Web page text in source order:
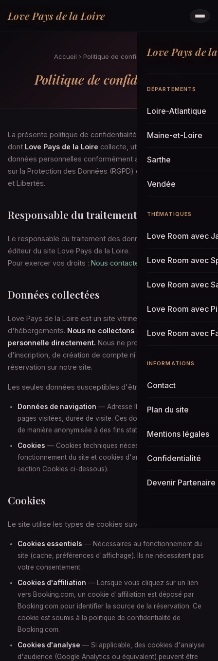
Love Pays de la Loire
Love Pays de
DÉPARTEMENTS
Loire-Atlantique
Maine-et-Loire
Sarthe
Vendée
THÉMATIQUES
Love Room avec
Love Room avec
Love Room avec
Love Room avec
Love Room avec
INFORMATIONS
Contact
Plan du site
Mentions légales
Confidentialité
Devenir Partenaire
Accueil › Politique de confidentialité
Politique de confidentialité
La présente politique de confidentialité décrit la manière
dont Love Pays de la Loire collecte, utilise et protège vos
données personnelles conformément au Règlement Général
sur la Protection des Données (RGPD) et à la loi Informatique
et Libertés.
Responsable du traitement
Le responsable du traitement des données est YesWeRank,
éditeur du site Love Pays de la Loire.
Pour exercer vos droits : Nous contacter
Données collectées
Love Pays de la Loire est un site vitrine de comparaison
d'hébergements. Nous ne collectons aucune donnée
personnelle directement. Nous ne proposons pas
d'inscription, de création de compte ni de formulaire de
réservation sur notre site.
Les seules données susceptibles d'être collectées sont :
Données de navigation — Adresse IP, type de navigateur,
pages visitées, durée de visite. Ces données sont collectées
de manière anonymisée à des fins statistiques.
Cookies — Cookies techniques nécessaires au
fonctionnement du site et cookies d'analyse d'audience (voir
section Cookies ci-dessous).
Cookies
Le site utilise les types de cookies suivants :
Cookies essentiels — Nécessaires au fonctionnement du
site (cache, préférences d'affichage). Ils ne nécessitent pas
votre consentement.
Cookies d'affiliation — Lorsque vous cliquez sur un lien
vers Booking.com, un cookie d'affiliation est déposé par
Booking.com pour identifier la source de la réservation. Ce
cookie est soumis à la politique de confidentialité de
Booking.com.
Cookies d'analyse — Si applicable, des cookies d'analyse
d'audience (Google Analytics ou équivalent) peuvent être